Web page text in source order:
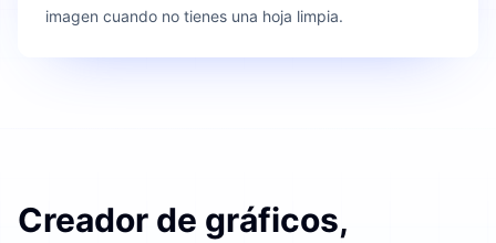
imagen cuando no tienes una hoja limpia.
Creador de gráficos,